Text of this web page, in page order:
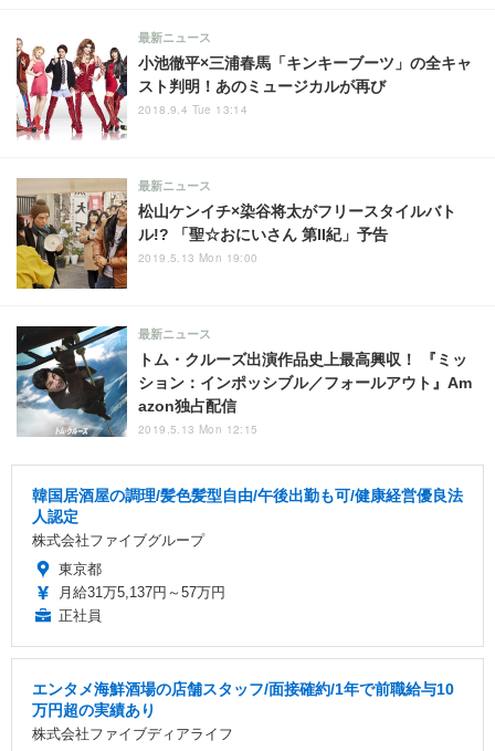
小池徹平×三浦春馬「キンキーブーツ」の全キャ
スト判明！あのミュージカルが再び
最新ニュース
2018.9.4 Tue 13:14
松山ケンイチ×染谷将太がフリースタイルバト
ル!? 「聖☆おにいさん 第II紀」予告
最新ニュース
2019.5.13 Mon 19:00
トム・クルーズ出演作品史上最高興収！ 『ミッ
ション：インポッシブル／フォールアウト』Am
azon独占配信
最新ニュース
2019.5.13 Mon 12:15
韓国居酒屋の調理/髪色髪型自由/午後出勤も可/健康経営優良法
人認定
株式会社ファイブグループ
東京都
月給31万5,137円～57万円
正社員
エンタメ海鮮酒場の店舗スタッフ/面接確約/1年で前職給与10
万円超の実績あり
株式会社ファイブディアライフ